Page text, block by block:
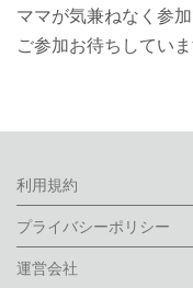
ママが気兼ねなく参
ご参加お待ちしてい
利用規約
プライバシーポリシー
運営会社